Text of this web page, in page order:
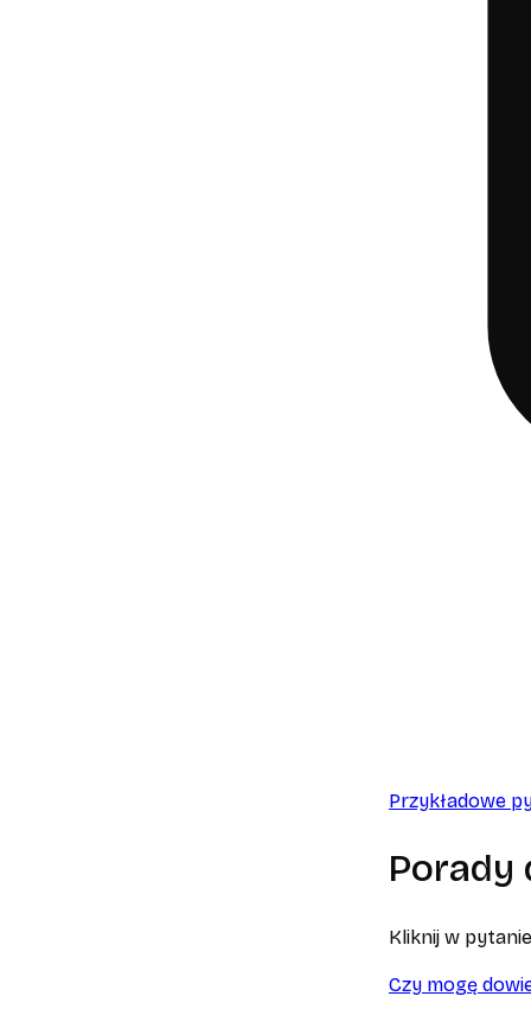
Przykładowe
Porady
Kliknij w
Czy mogę